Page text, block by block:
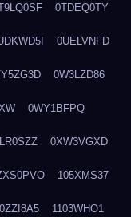
0TDEQ0TY
0UELVNFD
0W3LZD86
0WY1BFPQ
0XW3VGXD
105XMS37
1103WHO1